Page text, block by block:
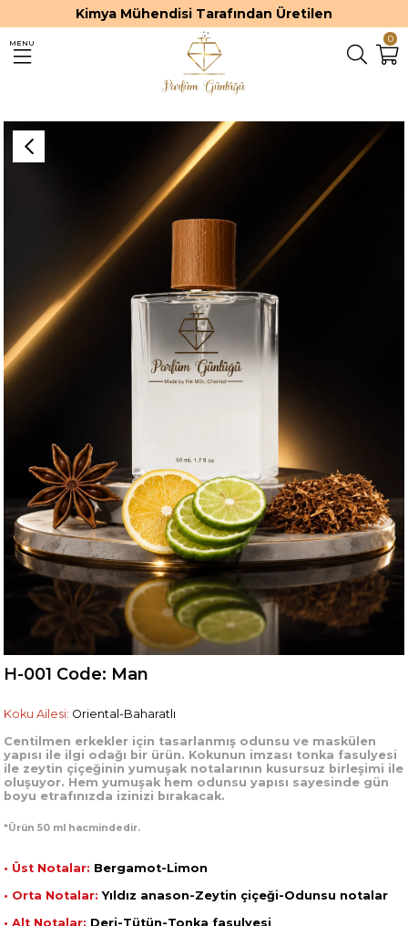
Kimya Mühendisi Tarafından Üretilen
0
MENU
H-001 Code: Man
Koku Ailesi: Oriental-Baharatlı
Centilmen erkekler için tasarlanmış odunsu ve maskülen
yapısı ile ilgi odağı bir ürün. Kokunun imzası tonka fasulyesi
ile zeytin çiçeğinin yumuşak notalarının kusursuz birleşimi ile
oluşuyor. Hem yumuşak hem odunsu yapısı sayesinde gün
boyu etrafınızda izinizi bırakacak.
*Ürün 50 ml hacmindedir.
• Üst Notalar: Bergamot-Limon
• Orta Notalar: Yıldız anason-Zeytin çiçeği-Odunsu notalar
• Alt Notalar: Deri-Tütün-Tonka fasulyesi